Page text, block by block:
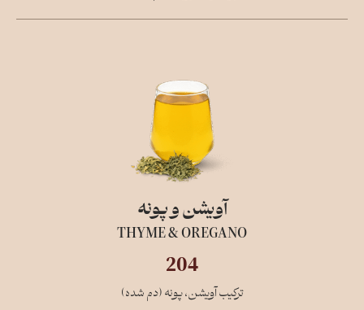
آویشن و پونه
THYME & OREGANO
204
ترکیب آویشن، پونه (دم شده)